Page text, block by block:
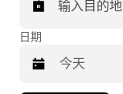
输入目的地
日期